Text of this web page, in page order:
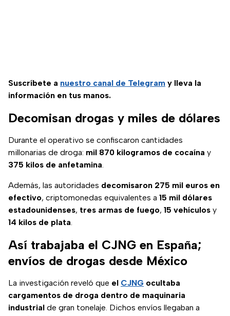
Suscríbete a nuestro canal de Telegram y lleva la
información en tus manos.
Decomisan drogas y miles de dólares
Durante el operativo se confiscaron cantidades
millonarias de droga: mil 870 kilogramos de cocaína y
375 kilos de anfetamina.
Además, las autoridades decomisaron 275 mil euros en
efectivo, criptomonedas equivalentes a 15 mil dólares
estadounidenses, tres armas de fuego, 15 vehículos y
14 kilos de plata.
Así trabajaba el CJNG en España;
envíos de drogas desde México
La investigación reveló que el CJNG ocultaba
cargamentos de droga dentro de maquinaria
industrial de gran tonelaje. Dichos envíos llegaban a